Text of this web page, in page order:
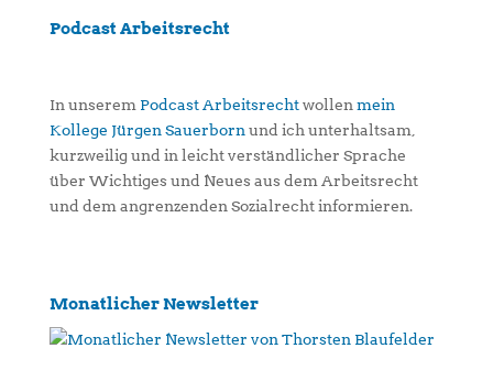
Podcast Arbeitsrecht
In unserem Podcast Arbeitsrechtwollen mein
Kollege Jürgen Sauerborn und ich unterhaltsam,
kurzweilig und in leicht verständlicher Sprache
über Wichtiges und Neues aus dem Arbeitsrecht
und dem angrenzenden Sozialrecht informieren.
Monatlicher Newsletter